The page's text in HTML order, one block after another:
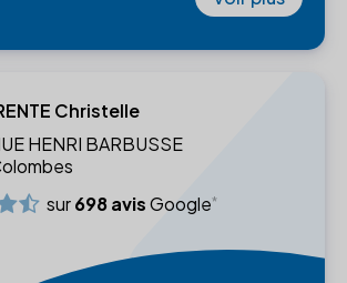
Christelle
HENRI BARBUSSE
sur698 avisGoogle